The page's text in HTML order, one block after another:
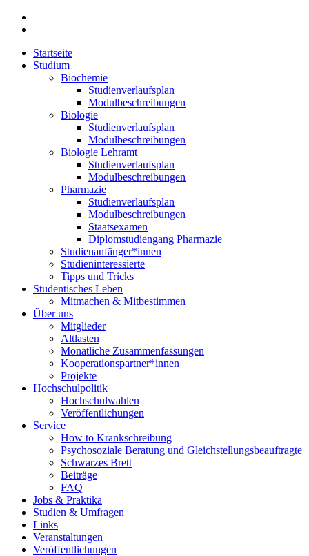
Startseite
Studium
Biochemie
Studienverlaufsplan
Modulbeschreibungen
Biologie
Studienverlaufsplan
Modulbeschreibungen
Biologie Lehramt
Studienverlaufsplan
Modulbeschreibungen
Pharmazie
Studienverlaufsplan
Modulbeschreibungen
Staatsexamen
Diplomstudiengang Pharmazie
Studienanfänger*innen
Studieninteressierte
Tipps und Tricks
Studentisches Leben
Mitmachen & Mitbestimmen
Über uns
Mitglieder
Altlasten
Monatliche Zusammenfassungen
Kooperationspartner*innen
Projekte
Hochschulpolitik
Hochschulwahlen
Veröffentlichungen
Service
How to Krankschreibung
Psychosoziale Beratung und Gleichstellungsbeauftragte
Schwarzes Brett
Beiträge
FAQ
Jobs & Praktika
Studien & Umfragen
Links
Veranstaltungen
Veröffentlichungen